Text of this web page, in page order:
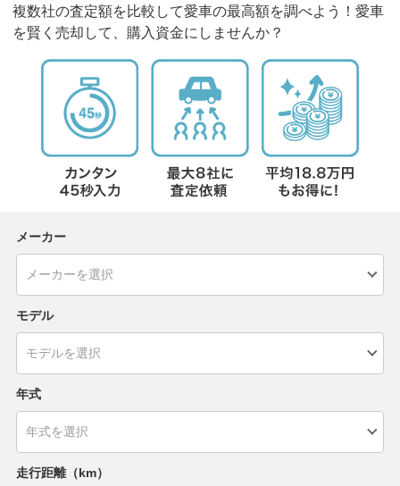
複数社の査定額を比較して愛車の最高額を調べよう！愛車
を賢く売却して、購入資金にしませんか？
メーカー
モデル
年式
走行距離（km）